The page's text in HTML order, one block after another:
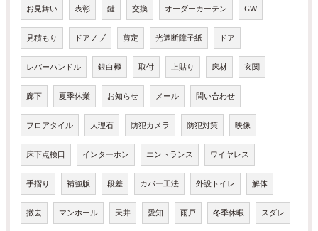
お見舞い 表彰 鍵 交換 オーダーカーテン GW
見積もり ドアノブ 剪定 光遮断障子紙 ドア
レバーハンドル 銀白極 取付 上貼り 床材 玄関
廊下 夏季休業 お知らせ メール 問い合わせ
フロアタイル 大理石 防犯カメラ 防犯対策 映像
床下点検口 インターホン エントランス ワイヤレス
手摺り 補強版 段差 カバー工法 外設トイレ 解体
撤去 マンホール 天井 愛知 雨戸 冬季休暇 スダレ